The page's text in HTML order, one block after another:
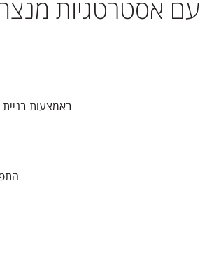
עם אסטרטגיות
באמצעות בניית